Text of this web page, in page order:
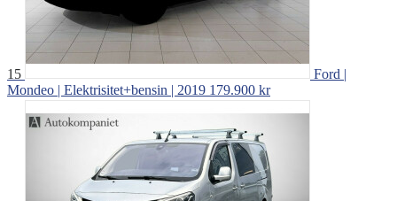
15
Ford |
Mondeo | Elektrisitet+bensin | 2019 179.900 kr